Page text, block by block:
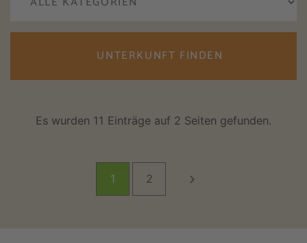
UNTERKUNFT FINDEN
Es wurden 11 Einträge auf 2 Seiten gefunden.
1 2